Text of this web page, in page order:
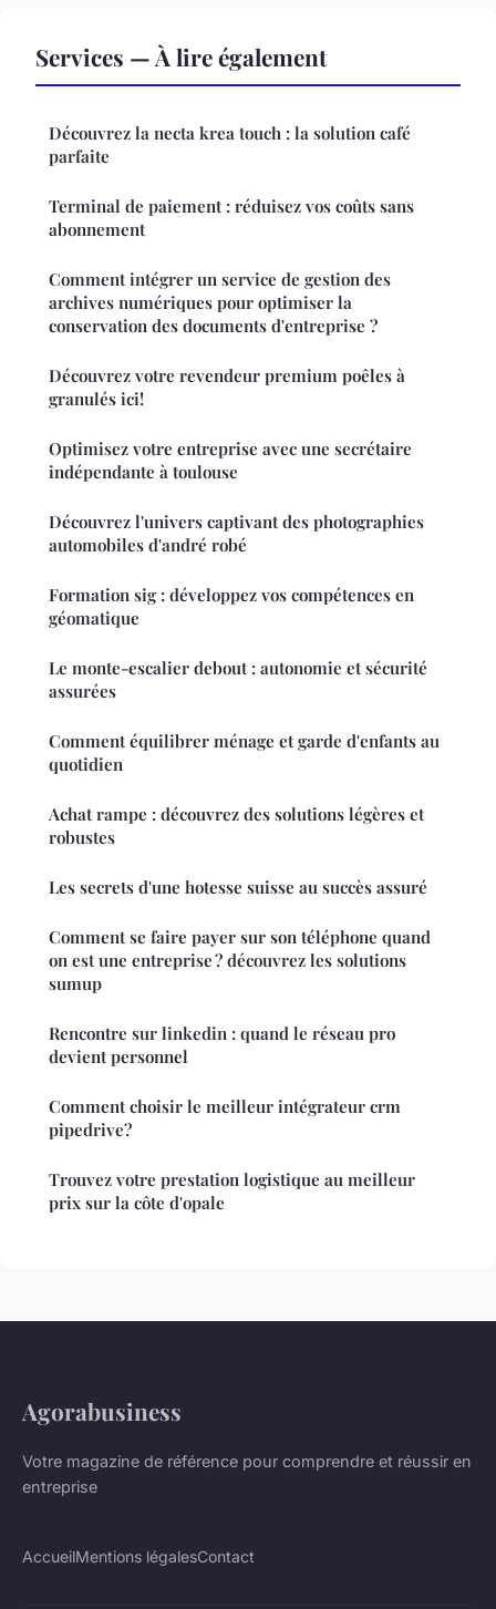
Services — À lire également
Découvrez la necta krea touch : la solution café
parfaite
Terminal de paiement : réduisez vos coûts sans
abonnement
Comment intégrer un service de gestion des
archives numériques pour optimiser la
conservation des documents d'entreprise ?
Découvrez votre revendeur premium poêles à
granulés ici!
Optimisez votre entreprise avec une secrétaire
indépendante à toulouse
Découvrez l'univers captivant des photographies
automobiles d'andré robé
Formation sig : développez vos compétences en
géomatique
Le monte-escalier debout : autonomie et sécurité
assurées
Comment équilibrer ménage et garde d'enfants au
quotidien
Achat rampe : découvrez des solutions légères et
robustes
Les secrets d'une hotesse suisse au succès assuré
Comment se faire payer sur son téléphone quand
on est une entreprise ? découvrez les solutions
sumup
Rencontre sur linkedin : quand le réseau pro
devient personnel
Comment choisir le meilleur intégrateur crm
pipedrive?
Trouvez votre prestation logistique au meilleur
prix sur la côte d'opale
Agorabusiness
Votre magazine de référence pour comprendre et réussir en
entreprise
AccueilMentions légalesContact